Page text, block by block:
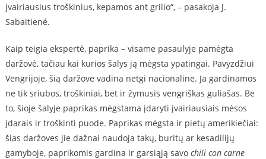
įvairiausius troškinius, kepamos ant grilio“, – pasakoja J.
Sabaitienė.
Kaip teigia ekspertė, paprika – visame pasaulyje pamėgta
daržovė, tačiau kai kurios šalys ją mėgsta ypatingai. Pavyzdžiui
Vengrijoje, šią daržove vadina netgi nacionaline. Ja gardinamos
ne tik sriubos, troškiniai, bet ir žymusis vengriškas guliašas. Be
to, šioje šalyje paprikas mėgstama įdaryti įvairiausiais mėsos
įdarais ir troškinti puode. Paprikas mėgsta ir pietų amerikiečiai:
šias daržoves jie dažnai naudoja takų, buritų ar kesadilijų
gamyboje, paprikomis gardina ir garsiąją savo chili con carne